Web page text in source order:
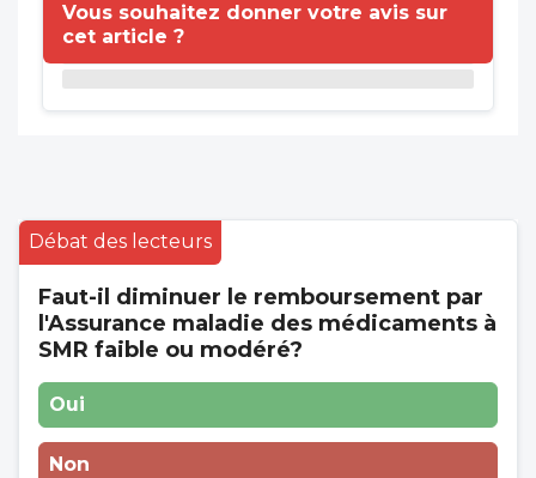
Vous souhaitez donner votre avis sur
cet article ?
Débat des lecteurs
Faut-il diminuer le remboursement par
l'Assurance maladie des médicaments à
SMR faible ou modéré?
Oui
Non